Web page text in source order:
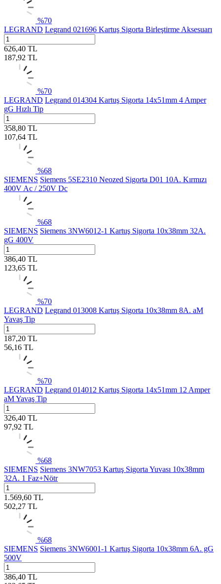
%70
LEGRAND Legrand 021696 Kartuş Sigorta Birleştirme Aksesuarı
626,40 TL
187,92 TL
%70
LEGRAND Legrand 014304 Kartuş Sigorta 14x51mm 4 Amper
gG Hızlı Tip
358,80 TL
107,64 TL
%68
SIEMENS Siemens 5SE2310 Neozed Sigorta D01 10A. Kırmızı
400V Ac / 250V Dc
%68
SIEMENS Siemens 3NW6012-1 Kartuş Sigorta 10x38mm 32A.
gG 400V
386,40 TL
123,65 TL
%70
LEGRAND Legrand 013008 Kartuş Sigorta 10x38mm 8A. aM
Yavaş Tip
187,20 TL
56,16 TL
%70
LEGRAND Legrand 014012 Kartuş Sigorta 14x51mm 12 Amper
aM Yavaş Tip
326,40 TL
97,92 TL
%68
SIEMENS Siemens 3NW7053 Kartuş Sigorta Yuvası 10x38mm
32A. 1 Faz+Nötr
1.569,60 TL
502,27 TL
%68
SIEMENS Siemens 3NW6001-1 Kartuş Sigorta 10x38mm 6A. gG
500V
386,40 TL